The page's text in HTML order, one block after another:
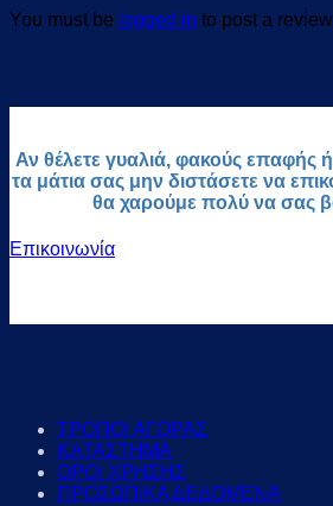
You must be logged in to post a
Αν θέλετε γυαλιά, φακούς επαφής
τα μάτια σας μην διστάσετε να
θα χαρούμε πολύ να σας
Επικοινωνία
ΤΡΟΠΟΙ ΑΓΟΡΑΣ
ΚΑΤΑΣΤΗΜΑ
ΟΡΟΙ ΧΡΗΣΗΣ
ΠΡΟΣΩΠΙΚΑ ΔΕΔΟΜΕΝΑ